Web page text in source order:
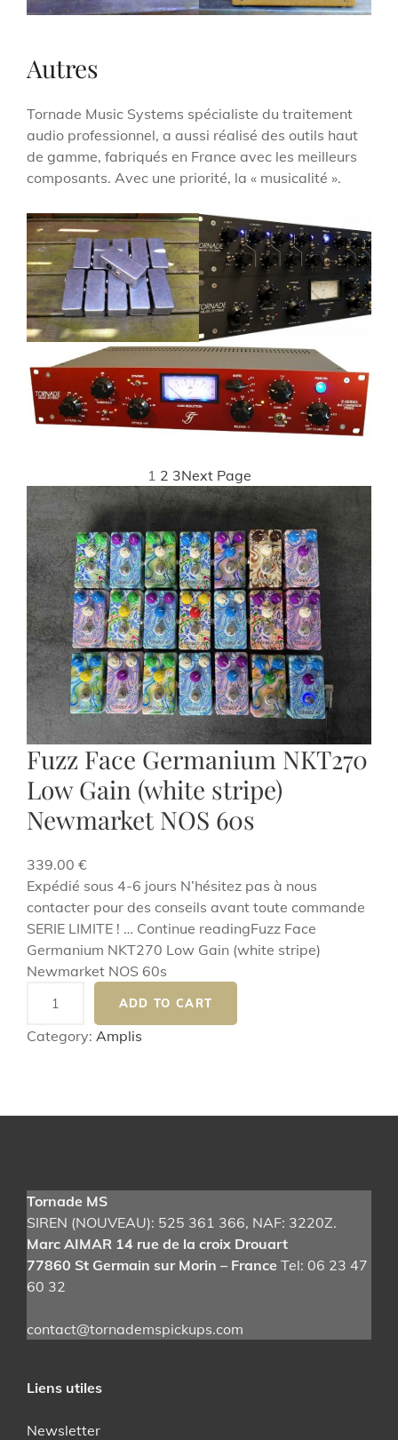
Autres
Tornade Music Systems spécialiste du traitement
audio professionnel, a aussi réalisé des outils haut
de gamme, fabriqués en France avec les meilleurs
composants. Avec une priorité, la « musicalité ».
1 2 3Next Page
Fuzz Face Germanium NKT270
Low Gain (white stripe)
Newmarket NOS 60s
339.00 €
Expédié sous 4-6 jours N’hésitez pas à nous
contacter pour des conseils avant toute commande
SERIE LIMITE ! … Continue readingFuzz Face
Germanium NKT270 Low Gain (white stripe)
Newmarket NOS 60s
z
c
r
m
a
n
i
m
T
ADD TO CART
Category: Amplis
Tornade MS
SIREN (NOUVEAU): 525 361 366, NAF: 3220Z.
Marc AIMAR 14 rue de la croix Drouart
77860 St Germain sur Morin – France Tel: 06 23 47
60 32
contact@tornademspickups.com
Liens utiles
Newsletter